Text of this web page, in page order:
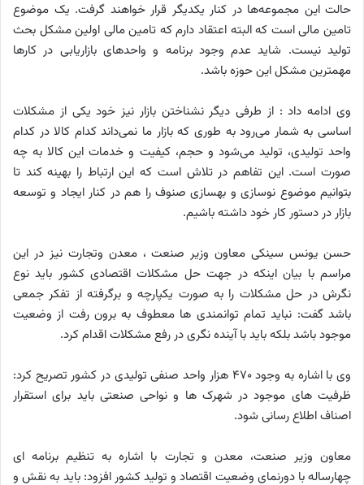
حالت این مجموعه‌ها در کنار یکدیگر قرار خواهند گرفت. یک موضوع
تامین مالی است که البته اعتقاد دارم که تامین مالی اولین مشکل بحث
تولید نیست. شاید عدم وجود برنامه و واحدهای بازاریابی در کارها
مهمترین مشکل این حوزه باشد.
وی ادامه داد : از طرفی دیگر نشناختن بازار نیز خود یکی از مشکلات
اساسی به شمار می‌رود به طوری که بازار ما نمی‌داند کدام کالا در کدام
واحد تولیدی، تولید می‌شود و حجم، کیفیت و خدمات این کالا به چه
صورت است. این تفاهم در تلاش است که این ارتباط را بهینه کند تا
بتوانیم موضوع نوسازی و بهسازی صنوف را هم در کنار ایجاد و توسعه
بازار در دستور کار خود داشته باشیم.
حسن یونس سینکی معاون وزیر صنعت ، معدن وتجارت نیز در این
مراسم با بیان اینکه در جهت حل مشکلات اقتصادی کشور باید نوع
نگرش در حل مشکلات را به صورت یکپارچه و برگرفته از تفکر جمعی
باشد گفت: نباید تمام توانمندی ها معطوف به برون رفت از وضعیت
موجود باشد بلکه باید با آینده نگری در رفع مشکلات اقدام کرد.
وی با اشاره به وجود ۴۷۰ هزار واحد صنفی تولیدی در کشور تصریح کرد:
ظرفیت های موجود در شهرک ها و نواحی صنعتی باید برای استقرار
اصناف اطلاع رسانی شود.
معاون وزیر صنعت، معدن و تجارت با اشاره به تنظیم برنامه ای
چهارساله با دورنمای وضعیت اقتصاد و تولید کشور افزود: باید به نقش و